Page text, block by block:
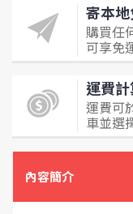
寄本
購買任
可享免
運費計
運費可
車並選
內容簡介